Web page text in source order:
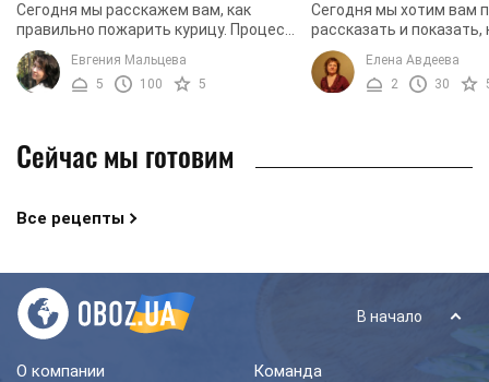
Сегодня мы расскажем вам, как
правильно пожарить курицу. Процесс
приготовления не сложен и не
длительный, однако требует знания
определенных ...
Евгения Мальцева
5
100 5
Сегодня мы хотим вам
рассказать и показать,
приготовить очень
кляре. Блюдо
приготовлении,
Елена Авдеева
2
30
Сейчас мы готовим
Все рецепты
В начало
О компании Команда